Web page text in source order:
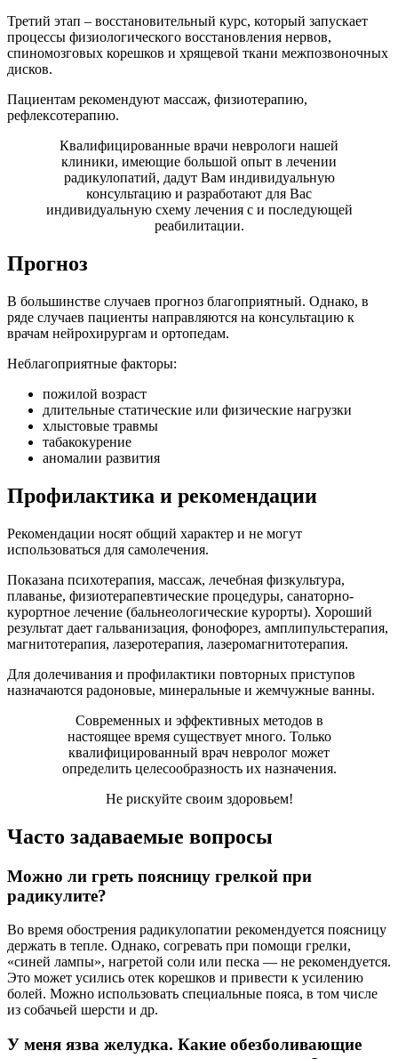
Третий этап – восстановительный курс, который запускает
процессы физиологического восстановления нервов,
спиномозговых корешков и хрящевой ткани межпозвоночных
дисков.
Пациентам рекомендуют массаж, физиотерапию,
рефлексотерапию.
Квалифицированные врачи неврологи нашей
клиники, имеющие большой опыт в лечении
радикулопатий, дадут Вам индивидуальную
консультацию и разработают для Вас
индивидуальную схему лечения с и последующей
реабилитации.
Прогноз
В большинстве случаев прогноз благоприятный. Однако, в
ряде случаев пациенты направляются на консультацию к
врачам нейрохирургам и ортопедам.
Неблагоприятные факторы:
пожилой возраст
длительные статические или физические нагрузки
хлыстовые травмы
табакокурение
аномалии развития
Профилактика и рекомендации
Рекомендации носят общий характер и не могут
использоваться для самолечения.
Показана психотерапия, массаж, лечебная физкультура,
плаванье, физиотерапевтические процедуры, санаторно-
курортное лечение (бальнеологические курорты). Хороший
результат дает гальванизация, фонофорез, амплипульстерапия,
магнитотерапия, лазеротерапия, лазеромагнитотерапия.
Для долечивания и профилактики повторных приступов
назначаются радоновые, минеральные и жемчужные ванны.
Современных и эффективных методов в
настоящее время существует много. Только
квалифицированный врач невролог может
определить целесообразность их назначения.
Не рискуйте своим здоровьем!
Часто задаваемые вопросы
Можно ли греть поясницу грелкой при
радикулите?
Во время обострения радикулопатии рекомендуется поясницу
держать в тепле. Однако, согревать при помощи грелки,
«синей лампы», нагретой соли или песка — не рекомендуется.
Это может усились отек корешков и привести к усилению
болей. Можно использовать специальные пояса, в том числе
из собачьей шерсти и др.
У меня язва желудка. Какие обезболивающие